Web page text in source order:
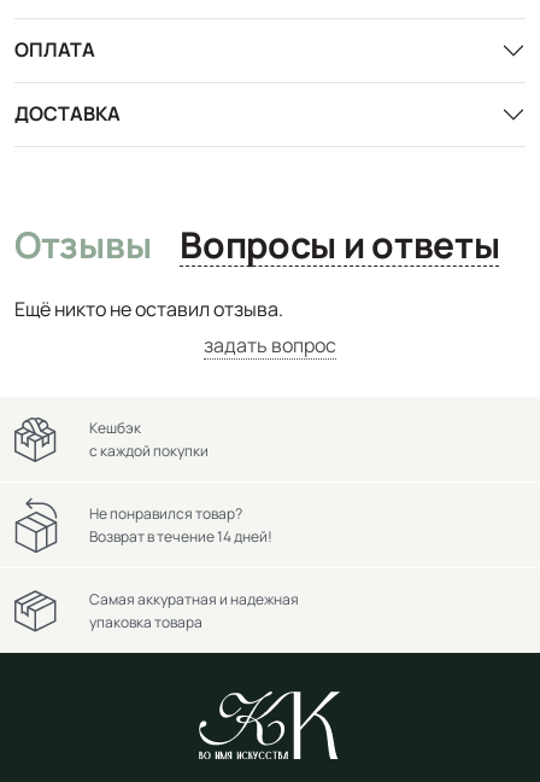
ОПЛАТА
ДОСТАВКА
Отзывы Вопросы и ответы
Ещё никто не оставил отзыва.
задать вопрос
Кешбэк
с каждой покупки
Не понравился товар?
Возврат в течение 14 дней!
Самая аккуратная и надежная
упаковка товара